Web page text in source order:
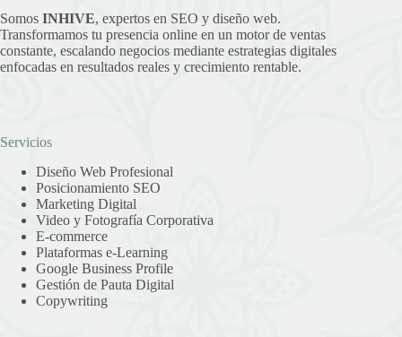
Somos INHIVE, expertos en SEO y diseño web.
Transformamos tu presencia online en un motor de ventas
constante, escalando negocios mediante estrategias digitales
enfocadas en resultados reales y crecimiento rentable.
Servicios
Diseño Web Profesional
Posicionamiento SEO
Marketing Digital
Video y Fotografía Corporativa
E-commerce
Plataformas e-Learning
Google Business Profile
Gestión de Pauta Digital
Copywriting